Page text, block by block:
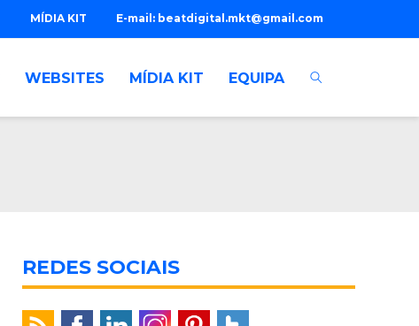
E-mail: beatdigital.mkt@gmail.com
MÍDIA KIT
WEBSITES MÍDIA KIT EQUIPA
REDES SOCIAIS